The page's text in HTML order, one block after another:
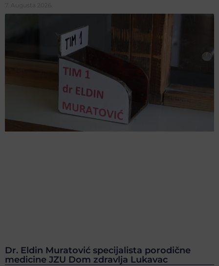
7. Augusta 2026.
Dr. Eldin Muratović specijalista porodične
medicine JZU Dom zdravlja Lukavac